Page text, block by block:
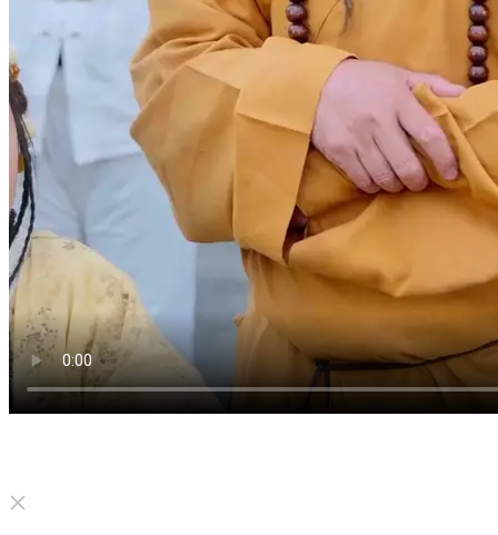
Click to unmute
Pour les faire fuir en panique.